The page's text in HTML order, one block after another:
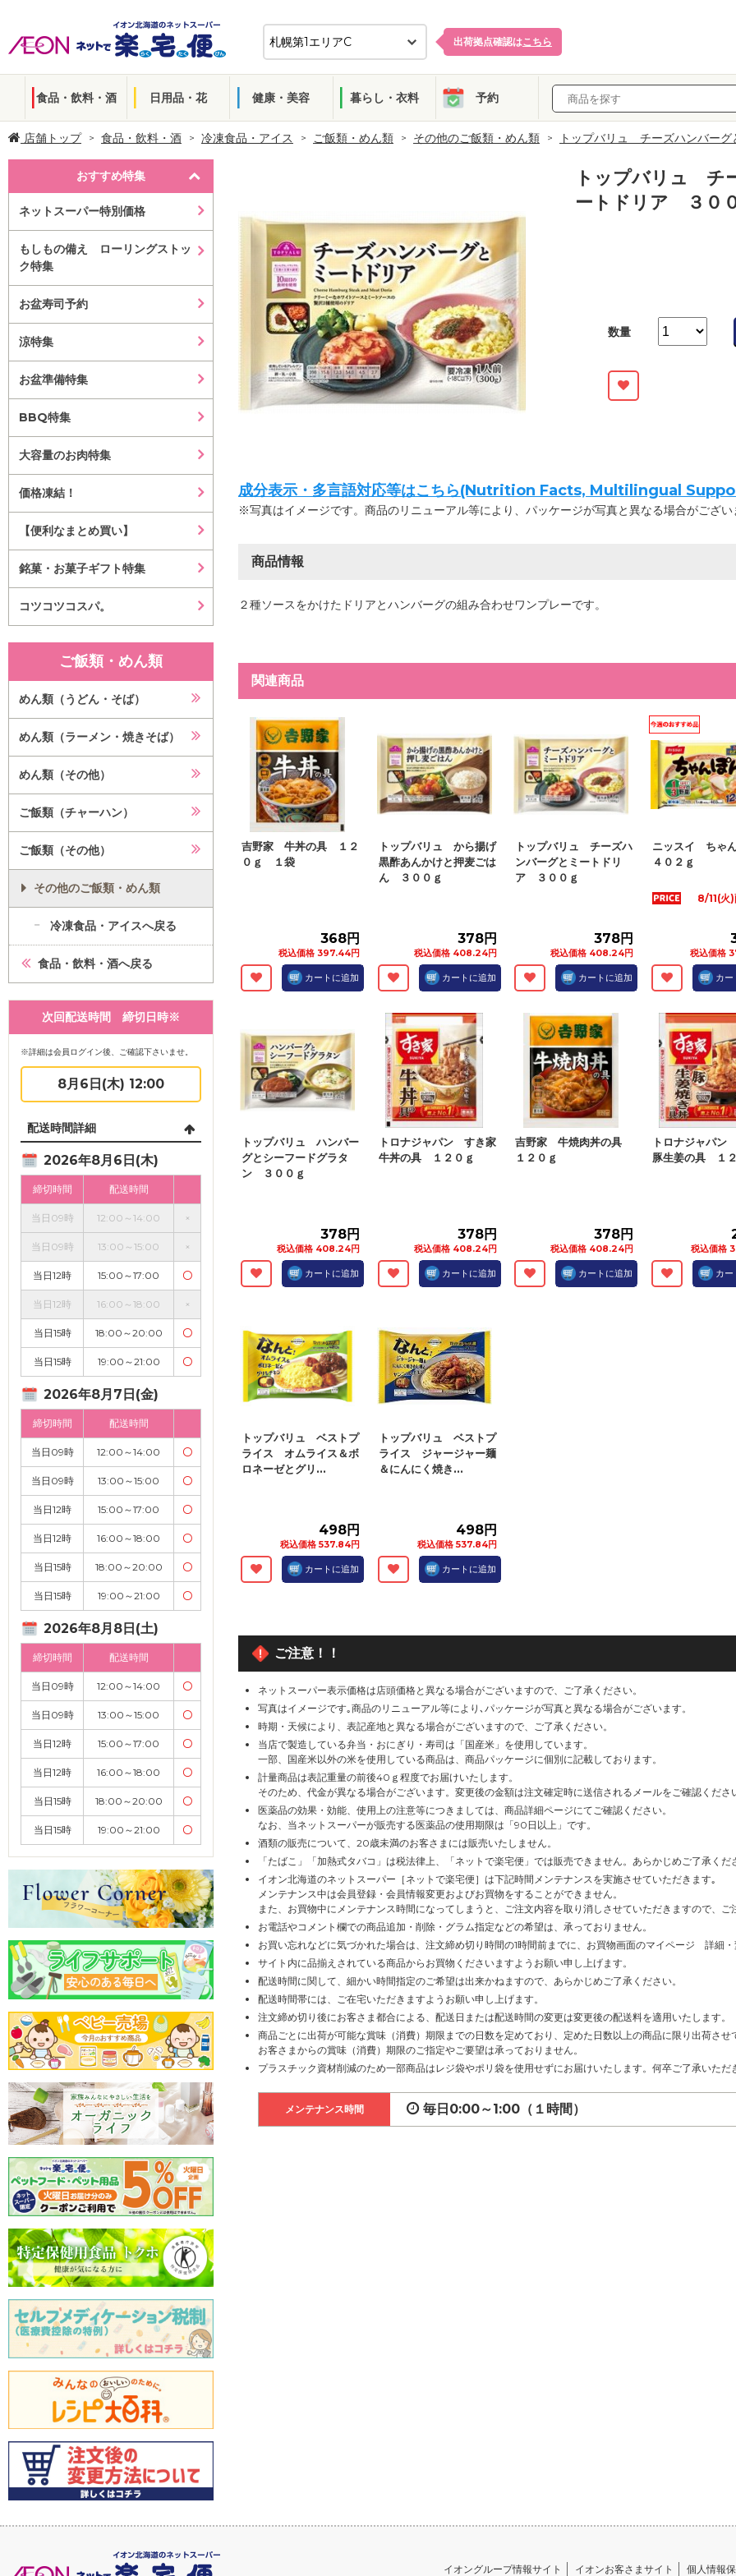
出荷拠点確認はこちら
食品・飲料・酒 日用品・花 健康・美容 暮らし・衣料 予約
店舗トップ 食品・飲料・酒 冷凍食品・アイス ご飯類・めん類 その他のご飯類・めん類 トップバリュ チーズハンバー
おすすめ特集
ネットスーパー特別価格
もしもの備え ローリングストッ
ク特集
お盆寿司予約
涼特集
お盆準備特集
BBQ特集
大容量のお肉特集
価格凍結！
【便利なまとめ買い】
銘菓・お菓子ギフト特集
コツコツコスパ。
ご飯類・めん類
めん類（うどん・そば）
めん類（ラーメン・焼きそば）
めん類（その他）
ご飯類（チャーハン）
ご飯類（その他）
その他のご飯類・めん類
冷凍食品・アイスへ戻る
食品・飲料・酒へ戻る
次回配送時間 締切日時※
※詳細は会員ログイン後、ご確認下さいませ。
8月6日(木) 12:00
配送時間詳細
2026年8月6日(木)
締切時間 配送時間
当日09時 12:00～14:00 ×
当日09時 13:00～15:00 ×
当日12時 15:00～17:00 〇
当日12時 16:00～18:00 ×
当日15時 18:00～20:00 〇
当日15時 19:00～21:00 〇
2026年8月7日(金)
締切時間 配送時間
当日09時 12:00～14:00 〇
当日09時 13:00～15:00 〇
当日12時 15:00～17:00 〇
当日12時 16:00～18:00 〇
当日15時 18:00～20:00 〇
当日15時 19:00～21:00 〇
2026年8月8日(土)
締切時間 配送時間
当日09時 12:00～14:00 〇
当日09時 13:00～15:00 〇
当日12時 15:00～17:00 〇
当日12時 16:00～18:00 〇
当日15時 18:00～20:00 〇
当日15時 19:00～21:00 〇
トップバリュ チ
ートドリア ３０
数量
成分表示・多言語対応等はこちら(Nutrition Facts, Multilingual
※写真はイメージです。商品のリニューアル等により、パッケージが写真と異なる場合がござい
商品情報
２種ソースをかけたドリアとハンバーグの組み合わせワンプレーです。
関連商品
吉野家 牛丼の具 １２
０ｇ １袋
368円
税込価格 397.44円
カートに追加
トップバリュ から揚げ
黒酢あんかけと押麦ごは
ん ３００ｇ
378円
税込価格 408.24円
カートに追加
トップバリュ チーズハ
ンバーグとミートドリ
ア ３００ｇ
378円
税込価格 408.24円
カートに追加
ニッスイ ちゃ
４０２ｇ
8/11(火
税込価格
カー
トップバリュ ハンバー
グとシーフードグラタ
ン ３００ｇ
378円
税込価格 408.24円
カートに追加
トロナジャパン すき家
牛丼の具 １２０ｇ
378円
税込価格 408.24円
カートに追加
吉野家 牛焼肉丼の具
１２０ｇ
378円
税込価格 408.24円
カートに追加
トロナジャパン
豚生姜の具 １
税込価格
カー
トップバリュ ベストプ
ライス オムライス＆ボ
ロネーゼとグリ...
498円
税込価格 537.84円
カートに追加
トップバリュ ベストプ
ライス ジャージャー麺
＆にんにく焼き...
498円
税込価格 537.84円
カートに追加
ご注意！！
ネットスーパー表示価格は店頭価格と異なる場合がございますので、ご了承ください。
写真はイメージです｡商品のリニューアル等により､パッケージが写真と異なる場合がございます。
時期・天候により、表記産地と異なる場合がございますので、ご了承ください。
当店で製造している弁当・おにぎり・寿司は「国産米」を使用しています。
一部、国産米以外の米を使用している商品は、商品パッケージに個別に記載しております。
計量商品は表記重量の前後40ｇ程度でお届けいたします。
そのため、代金が異なる場合がございます。変更後の金額は注文確定時に送信されるメールをご確認くださ
医薬品の効果・効能、使用上の注意等につきましては、商品詳細ページにてご確認ください。
なお、当ネットスーパーが販売する医薬品の使用期限は「90日以上」です。
酒類の販売について、20歳未満のお客さまには販売いたしません。
「たばこ」「加熱式タバコ」は税法律上、「ネットで楽宅便」では販売できません。あらかじめご了承くだ
イオン北海道のネットスーパー［ネットで楽宅便］は下記時間メンテナンスを実施させていただきます｡
メンテナンス中は会員登録・会員情報変更およびお買物をすることができません。
また、お買物中にメンテナンス時間になってしまうと、ご注文内容を取り消しさせていただきますので、ご
お電話やコメント欄での商品追加・削除・グラム指定などの希望は、承っておりません。
お買い忘れなどに気づかれた場合は、注文締め切り時間の1時間前までに、お買物画面のマイページ 詳細
サイト内に品揃えされている商品からお買物くださいますようお願い申し上げます。
配送時間に関して、細かい時間指定のご希望は出来かねますので、あらかじめご了承ください。
配送時間帯には、ご在宅いただきますようお願い申し上げます。
注文締め切り後にお客さま都合による、配送日または配送時間の変更は変更後の配送料を適用いたします。
商品ごとに出荷が可能な賞味（消費）期限までの日数を定めており、定めた日数以上の商品に限り出荷させ
お客さまからの賞味（消費）期限のご指定やご要望は承っておりません。
プラスチック資材削減のため一部商品はレジ袋やポリ袋を使用せずにお届けいたします。何卒ご了承いた
メンテナンス時間 毎日0:00～1:00（１時間）
イオングループ情報サイト イオンお客さまサイト 個人情報